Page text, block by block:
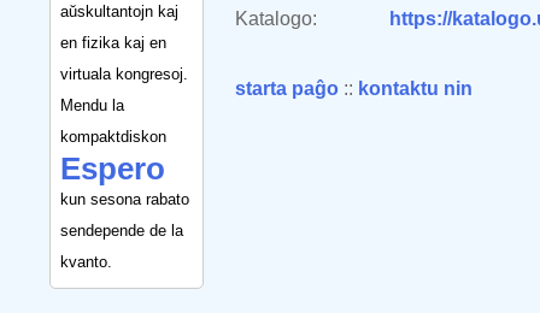
aŭskultantojn kaj
en fizika kaj en
virtuala kongresoj.
Mendu la
kompaktdiskon
Espero
kun sesona rabato
sendepende de la
kvanto.
Katalogo:
https://
starta paĝo :: kontaktu nin